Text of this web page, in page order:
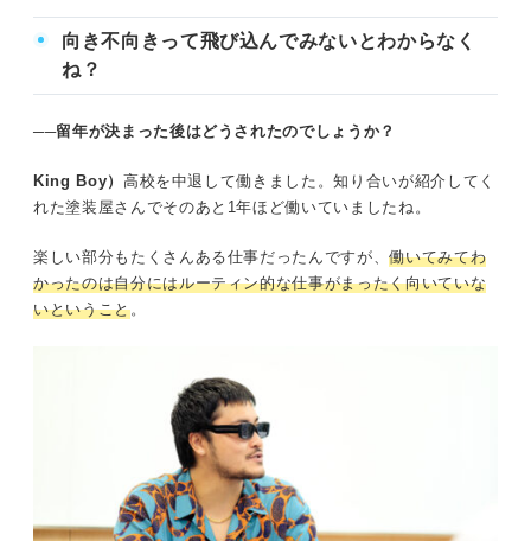
向き不向きって飛び込んでみないとわからなく
ね？
──留年が決まった後はどうされたのでしょうか？
King Boy） 高校を中退して働きました。知り合いが紹介してく
れた塗装屋さんでそのあと1年ほど働いていましたね。
楽しい部分もたくさんある仕事だったんですが、働いてみてわ
かったのは自分にはルーティン的な仕事がまったく向いていな
いということ。